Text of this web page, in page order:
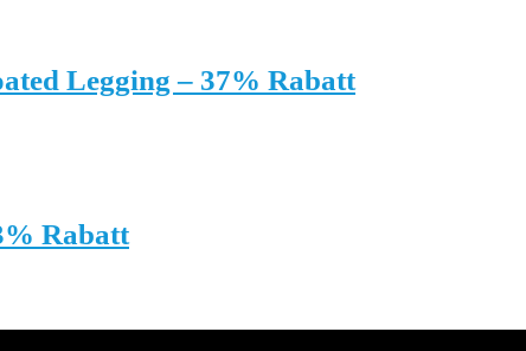
Legging – 37% Rabatt
Rabatt